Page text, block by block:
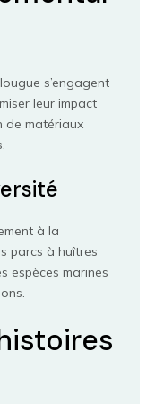
s’engagent
leur impact
de matériaux
à la
parcs à huîtres
espèces marines